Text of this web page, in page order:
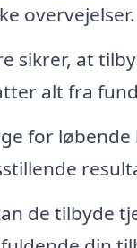
overvejelser.
sikrer, at
alt fra
for
de tilbyde